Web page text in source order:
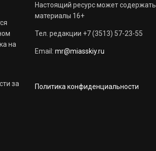
на
за
Настоящий ресурс может содержать
материалы 16+
Тел. редакции +7 (3513) 57-23-55
Email: mr@miasskiy.ru
Политика конфиденциальности